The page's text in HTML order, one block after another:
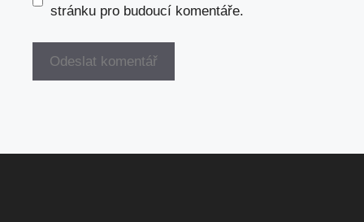
stránku pro budoucí komentáře.